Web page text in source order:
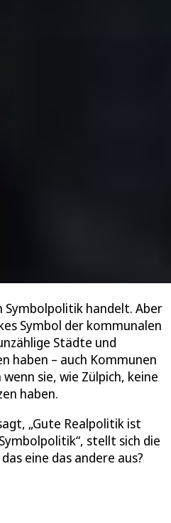
Symbolpolitik handelt. Aber
Symbol der kommunalen
Städte und
haben – auch Kommunen
sie, wie Zülpich, keine
haben.
„Gute Realpolitik ist
stellt sich die
eine das andere aus?